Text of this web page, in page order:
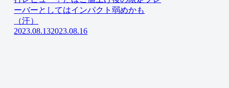
ーバーとしてはインパクト弱めかも
（汗）
2023.08.132023.08.16